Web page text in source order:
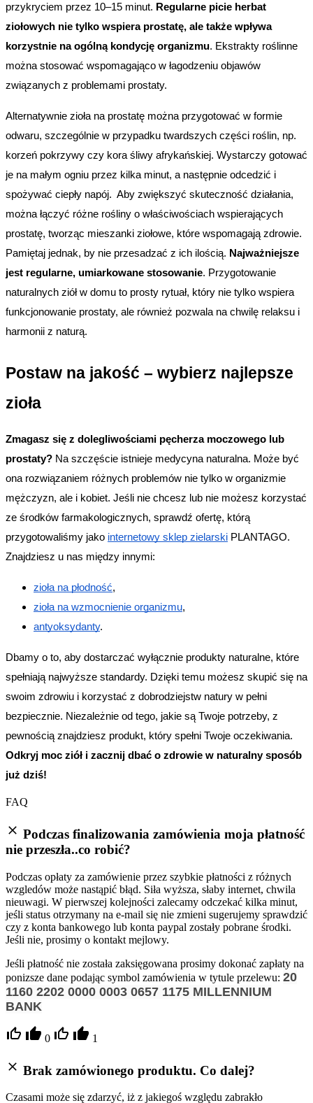
przykryciem przez 10–15 minut. Regularne picie herbat
ziołowych nie tylko wspiera prostatę, ale także wpływa
korzystnie na ogólną kondycję organizmu. Ekstrakty roślinne
można stosować wspomagająco w łagodzeniu objawów
związanych z problemami prostaty.
Alternatywnie zioła na prostatę można przygotować w formie
odwaru, szczególnie w przypadku twardszych części roślin, np.
korzeń pokrzywy czy kora śliwy afrykańskiej. Wystarczy gotować
je na małym ogniu przez kilka minut, a następnie odcedzić i
spożywać ciepły napój.  Aby zwiększyć skuteczność działania,
można łączyć różne rośliny o właściwościach wspierających
prostatę, tworząc mieszanki ziołowe, które wspomagają zdrowie.
Pamiętaj jednak, by nie przesadzać z ich ilością. Najważniejsze
jest regularne, umiarkowane stosowanie. Przygotowanie
naturalnych ziół w domu to prosty rytuał, który nie tylko wspiera
funkcjonowanie prostaty, ale również pozwala na chwilę relaksu i
harmonii z naturą.
Postaw na jakość – wybierz najlepsze
zioła
Zmagasz się z dolegliwościami pęcherza moczowego lub
prostaty? Na szczęście istnieje medycyna naturalna. Może być
ona rozwiązaniem różnych problemów nie tylko w organizmie
mężczyzn, ale i kobiet. Jeśli nie chcesz lub nie możesz korzystać
ze środków farmakologicznych, sprawdź ofertę, którą
przygotowaliśmy jako internetowy sklep zielarski PLANTAGO.
Znajdziesz u nas między innymi:
zioła na płodność,
zioła na wzmocnienie organizmu,
antyoksydanty.
Dbamy o to, aby dostarczać wyłącznie produkty naturalne, które
spełniają najwyższe standardy. Dzięki temu możesz skupić się na
swoim zdrowiu i korzystać z dobrodziejstw natury w pełni
bezpiecznie. Niezależnie od tego, jakie są Twoje potrzeby, z
Odkryj moc ziół i zacznij dbać o zdrowie w naturalny sposób
już dziś!
FAQ
Podczas finalizowania zamówienia moja płatność
nie przeszła..co robić?
Podczas opłaty za zamówienie przez szybkie płatności z różnych
wzgledów może nastąpić błąd. Siła wyższa, słaby internet, chwila
nieuwagi. W pierwszej kolejności zalecamy odczekać kilka minut,
jeśli status otrzymany na e-mail się nie zmieni sugerujemy sprawdzić
czy z konta bankowego lub konta paypal zostały pobrane środki.
Jeśli nie, prosimy o kontakt mejlowy.
Jeśli płatność nie została zaksięgowana prosimy dokonać zapłaty na
ponizsze dane podając symbol zamówienia w tytule przelewu: 20
1160 2202 0000 0003 0657 1175 MILLENNIUM
BANK
0 1
Brak zamówionego produktu. Co dalej?
Czasami może się zdarzyć, iż z jakiegoś względu zabrakło